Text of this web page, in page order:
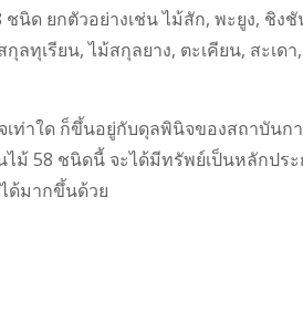
ด ยกตัวอย่างเช่น ไม้สัก, พะยูง, ชิงชั
ทุเรียน, ไม้สกุลยาง, ตะเคียน, สะเด
ท่าใด ก็ขึ้นอยู่กับดุลพินิจของสถาบันก
ไม้ 58 ชนิดนี้ จะได้มีทรัพย์เป็นหลักปร
ด้มากขึ้นด้วย